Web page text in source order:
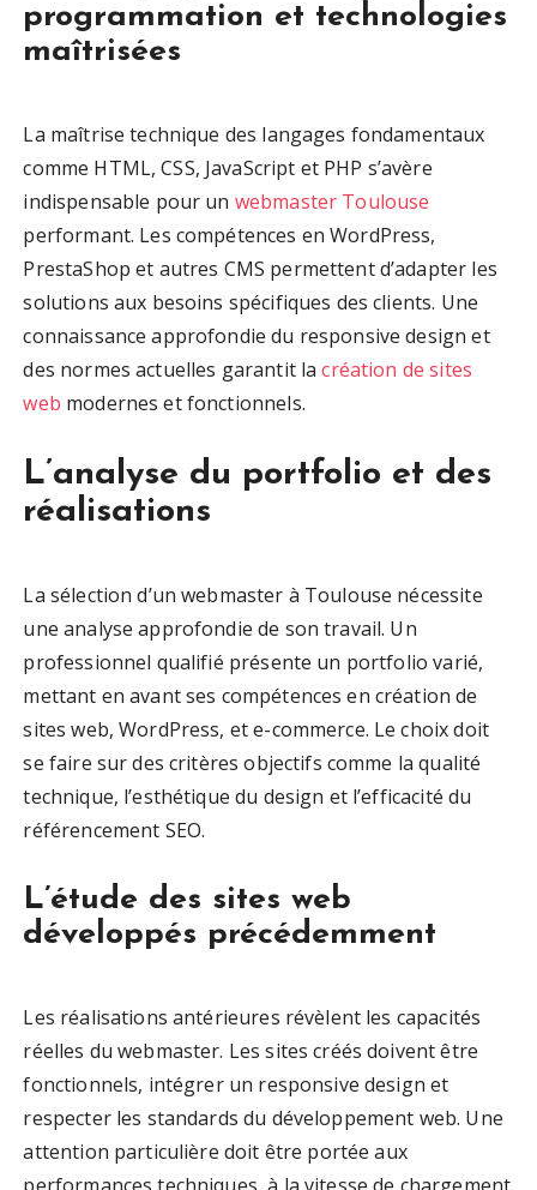
programmation et technologies
maîtrisées
La maîtrise technique des langages fondamentaux
comme HTML, CSS, JavaScript et PHP s’avère
indispensable pour un webmaster Toulouse
performant. Les compétences en WordPress,
PrestaShop et autres CMS permettent d’adapter les
solutions aux besoins spécifiques des clients. Une
connaissance approfondie du responsive design et
des normes actuelles garantit lacréation de sites
web modernes et fonctionnels.
L’analyse du portfolio et des
réalisations
La sélection d’un webmaster à Toulouse nécessite
une analyse approfondie de son travail. Un
professionnel qualifié présente un portfolio varié,
mettant en avant ses compétences en création de
sites web, WordPress, et e-commerce. Le choix doit
se faire sur des critères objectifs comme la qualité
technique, l’esthétique du design et l’efficacité du
référencement SEO.
L’étude des sites web
développés précédemment
Les réalisations antérieures révèlent les capacités
réelles du webmaster. Les sites créés doivent être
fonctionnels, intégrer un responsive design et
respecter les standards du développement web. Une
attention particulière doit être portée aux